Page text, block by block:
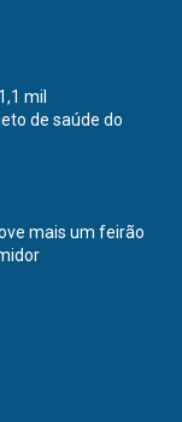
mil
de saúde do
mais um feirão